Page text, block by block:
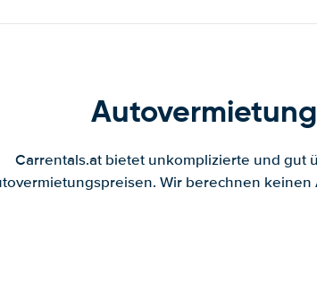
Carrentals.at bietet unkomplizierte und gut
Wir berechnen